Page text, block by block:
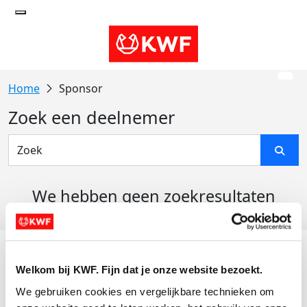
Welkom bij KWF. Fijn dat je onze website bezoekt.
We gebruiken cookies en vergelijkbare technieken om
Sponsor
Zoek een deelnemer
We hebben geen zoekresultaten
Actiematerialen
Evenementen